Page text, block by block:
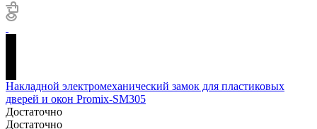
Накладной электромеханический замок для пластиковых
дверей и окон Promix-SM305
Достаточно
Достаточно